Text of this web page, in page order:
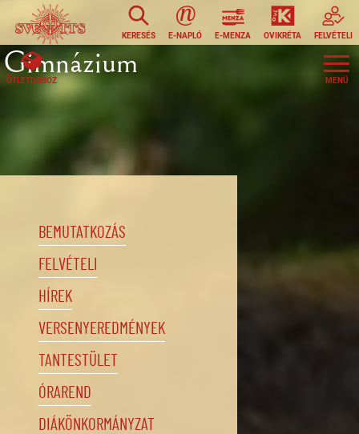
Ugrás a tartalomra
KERESÉS E-NAPLÓ E-MENZA OVIKRÉTA FELVÉTELI
ÖTLETDOBOZ
Gimnázium
BEMUTATKOZÁS
FELVÉTELI
HÍREK
VERSENYEREDMÉNYEK
TANTESTÜLET
ÓRAREND
DIÁKÖNKORMÁNYZAT